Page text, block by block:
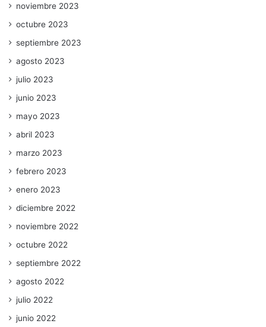
noviembre 2023
octubre 2023
septiembre 2023
agosto 2023
julio 2023
junio 2023
mayo 2023
abril 2023
marzo 2023
febrero 2023
enero 2023
diciembre 2022
noviembre 2022
octubre 2022
septiembre 2022
agosto 2022
julio 2022
junio 2022